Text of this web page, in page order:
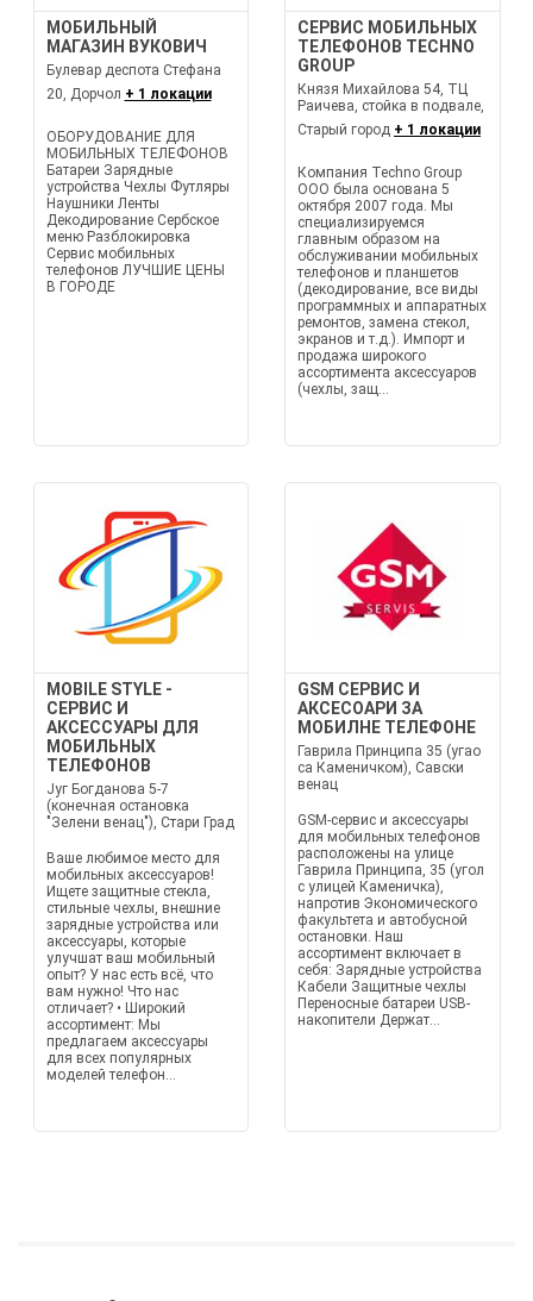
МОБИЛЬНЫЙ
МАГАЗИН ВУКОВИЧ
Булевар деспота Стефана
20, Дорчол + 1 локации
ОБОРУДОВАНИЕ ДЛЯ
МОБИЛЬНЫХ ТЕЛЕФОНОВ
Батареи Зарядные
устройства Чехлы Футляры
Наушники Ленты
Декодирование Сербское
меню Разблокировка
Сервис мобильных
телефонов ЛУЧШИЕ ЦЕНЫ
В ГОРОДЕ
СЕРВИС МОБИЛЬНЫХ
ТЕЛЕФОНОВ TECHNO
GROUP
Князя Михайлова 54, ТЦ
Раичева, стойка в подвале,
Старый город + 1 локации
Компания Techno Group
ООО была основана 5
октября 2007 года. Мы
специализируемся
главным образом на
обслуживании мобильных
телефонов и планшетов
(декодирование, все виды
программных и аппаратных
ремонтов, замена стекол,
экранов и т.д.). Импорт и
продажа широкого
ассортимента аксессуаров
(чехлы, защ...
MOBILE STYLE -
СЕРВИС И
АКСЕССУАРЫ ДЛЯ
МОБИЛЬНЫХ
ТЕЛЕФОНОВ
Југ Богданова 5-7
(конечная остановка
"Зелени венац"), Стари Град
Ваше любимое место для
мобильных аксессуаров!
Ищете защитные стекла,
стильные чехлы, внешние
зарядные устройства или
аксессуары, которые
улучшат ваш мобильный
опыт? У нас есть всё, что
вам нужно! Что нас
отличает? • Широкий
ассортимент: Мы
предлагаем аксессуары
для всех популярных
моделей телефон...
GSM СЕРВИС И
АКСЕСОАРИ ЗА
МОБИЛНЕ ТЕЛЕФОНЕ
Гаврила Принципа 35 (угао
са Каменичком), Савски
венац
GSM-сервис и аксессуары
для мобильных телефонов
расположены на улице
Гаврила Принципа, 35 (угол
с улицей Каменичка),
напротив Экономического
факультета и автобусной
остановки. Наш
ассортимент включает в
себя: Зарядные устройства
Кабели Защитные чехлы
Переносные батареи USB-
накопители Держат...